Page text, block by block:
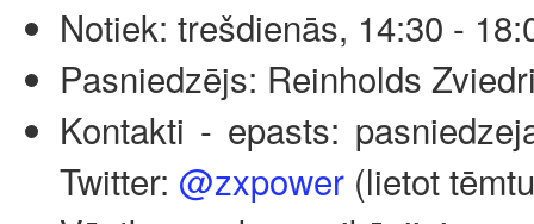
Notiek: trešdienās, 14:30 -
Pasniedzējs: Reinholds
Kontakti - epasts:
Twitter: @zxpower (lietot